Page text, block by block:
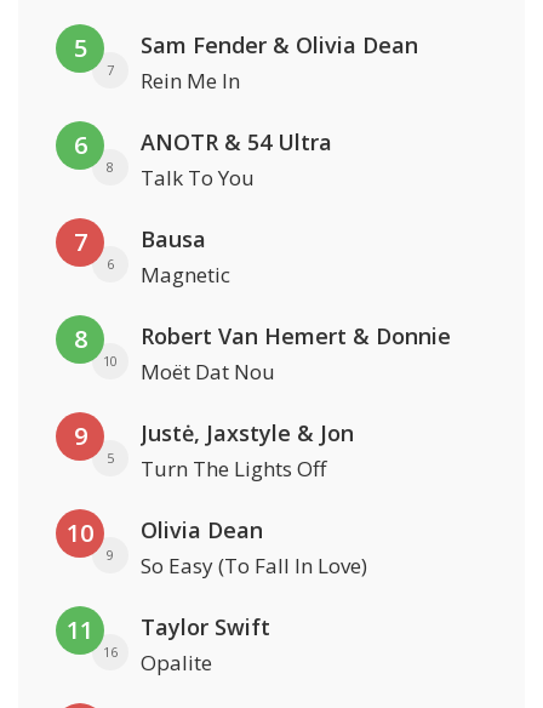
5
7
Sam Fender & Olivia Dean
Rein Me In
6
8
ANOTR & 54 Ultra
Talk To You
7
6
Bausa
Magnetic
8
10
Robert Van Hemert & Donnie
Moët Dat Nou
9
5
Justė, Jaxstyle & Jon
Turn The Lights Off
10
9
Olivia Dean
So Easy (To Fall In Love)
11
16
Taylor Swift
Opalite